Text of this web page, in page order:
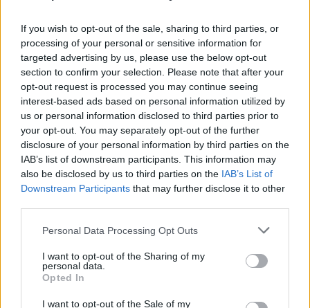
If you wish to opt-out of the sale, sharing to third parties, or
processing of your personal or sensitive information for
targeted advertising by us, please use the below opt-out
section to confirm your selection. Please note that after your
opt-out request is processed you may continue seeing
interest-based ads based on personal information utilized by
us or personal information disclosed to third parties prior to
your opt-out. You may separately opt-out of the further
disclosure of your personal information by third parties on the
IAB’s list of downstream participants. This information may
also be disclosed by us to third parties on the IAB’s List of
Downstream Participants that may further disclose it to other
Personal Data Processing Opt Outs
I want to opt-out of the Sharing of my
personal data.
Opted In
I want to opt-out of the Sale of my